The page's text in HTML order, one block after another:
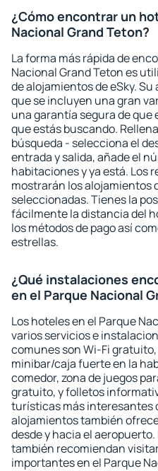
¿Cómo encontrar un
Nacional Grand Teton?
La forma más rápida de
Nacional Grand Teton es
de alojamientos de eSky.
que se incluyen una gran
una garantía segura de
que estás buscando.
búsqueda - selecciona el
entrada y salida, añade el
habitaciones y ya está. Los
mostrarán los alojamientos
seleccionadas. Tienes la
fácilmente la distancia del
los métodos de pago así
estrellas.
¿Qué instalaciones
en el Parque Nacional
Los hoteles en el Parque
varios servicios e
comunes son Wi-Fi
minibar/caja fuerte en la
comedor, zona de juegos
gratuito, y folletos
turísticas más interesantes
alojamientos también
desde y hacia el
también recomiendan
importantes en el Parque